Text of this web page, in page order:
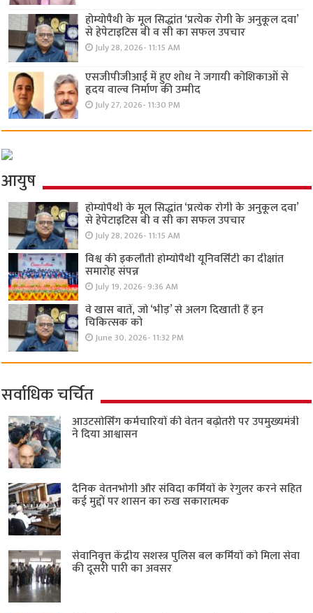
होम्योपैथी के मूल सिद्धांत ‘प्रत्येक रोगी केे अनुकूल दवा’
से हेपेटाइटिस बी व सी का सफल उपचार
July 28, 2026- 11:15 AM
एसजीपीजीआई में हुए शोध ने जगायी कोशिकाओं से
हृदय वाल्व निर्माण की उम्मीद
July 27, 2026- 11:30 PM
आयुष
होम्योपैथी के मूल सिद्धांत ‘प्रत्येक रोगी केे अनुकूल दवा’
से हेपेटाइटिस बी व सी का सफल उपचार
July 28, 2026- 11:15 AM
विश्व की इकलौती होम्योपैथी यूनिवर्सिटी का दीक्षांत
समारोह संपन्न
July 19, 2026- 9:36 AM
वे खास बातें, जो ‘भीड़’ से अलग दिखाती हैं इन
चिकित्सक को
June 30, 2026- 11:32 PM
सर्वाधिक चर्चित
आउटसोर्सिंग कर्मचारियों की वेतन बढ़ोतरी पर उपमुख्यमंत्री
ने दिया आश्वासन
दैनिक वेतनभोगी और संविदा कर्मियों के रेगुलर करने सहित
कई मुद्दों पर शासन का रुख सकारात्मक
सेवानिवृत्त केंद्रीय सशस्त्र पुलिस बल ​कर्मियों को मिला सेवा
की दूसरी पारी का अवसर